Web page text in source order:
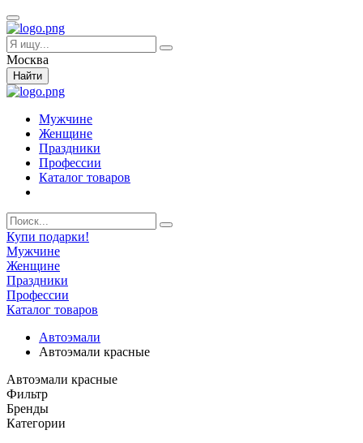
Москва
Найти
Мужчине
Женщине
Праздники
Профессии
Каталог товаров
Купи подарки!
Мужчине
Женщине
Праздники
Профессии
Каталог товаров
Автоэмали
Автоэмали красные
Автоэмали красные
Фильтр
Бренды
Категории